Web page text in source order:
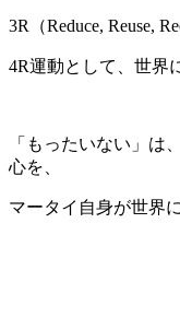
3R（Reduce, Reuse,
4R運動として、世界
「もったいない」は
心を、
マータイ自身が世界